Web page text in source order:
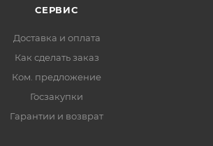
СЕРВИС
Доставка и оплата
Как сделать заказ
Ком. предложение
Госзакупки
Гарантии и возврат